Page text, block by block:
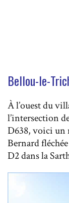
Bellou-le-
À l’ouest du
l’intersection
D638, voici un
Bernard
D2 dans la